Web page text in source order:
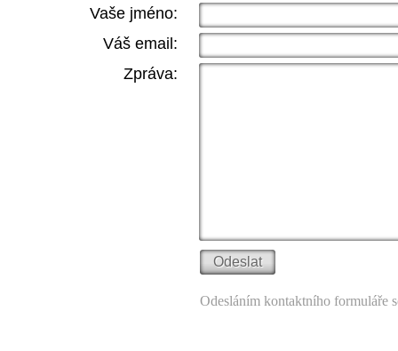
Vaše jméno:
Váš email:
Zpráva:
Odesláním kontaktního formuláře